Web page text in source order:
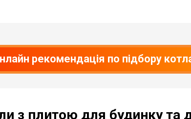
рекомендація по підбору
з плитою для будинку та